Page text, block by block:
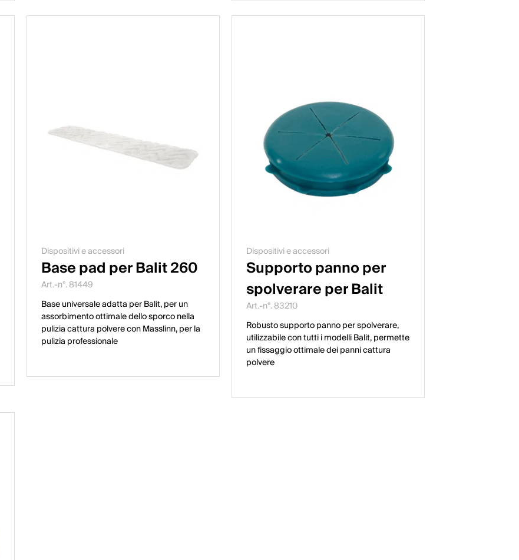
Dispositivi e accessori
Base pad per Balit 260
Art.-n°. 81449
Base universale adatta per Balit, per un
assorbimento ottimale dello sporco nella
pulizia cattura polvere con Masslinn, per la
pulizia professionale
Dispositivi e accessori
Supporto panno per
spolverare per Balit
Art.-n°. 83210
Robusto supporto panno per spolverare,
utilizzabile con tutti i modelli Balit, permette
un fissaggio ottimale dei panni cattura
polvere